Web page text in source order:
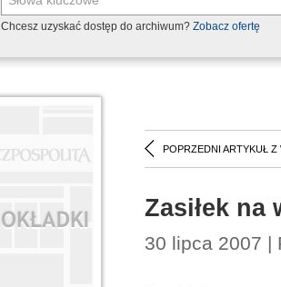
Chcesz uzyskać dostęp do archiwum? Zobacz ofertę
POPRZEDNI ARTYKUŁ Z
Zasiłek na
30 lipca 2007 |